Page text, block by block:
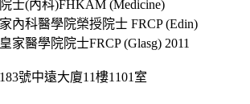
士(內科)FHKAM (Medicine)
內科醫學院榮授院士 FRCP (Edin)
家醫學院院士FRCP (Glasg) 2011
號中遠大廈11樓1101室